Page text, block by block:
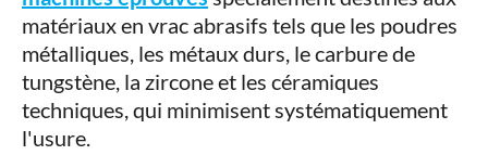
matériaux en vrac abrasifs tels que les poudres
métalliques, les métaux durs, le carbure de
tungstène, la zircone et les céramiques
techniques, qui minimisent systématiquement
l'usure.